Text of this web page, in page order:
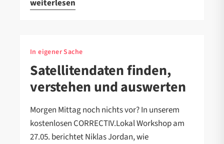
weiterlesen
In eigener Sache
Satellitendaten finden,
verstehen und auswerten
Morgen Mittag noch nichts vor? In unserem
kostenlosen CORRECTIV.Lokal Workshop am
27.05. berichtet Niklas Jordan, wie